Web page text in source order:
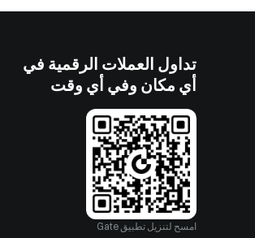
تداول العملات الرقمية في
أي مكان وفي أي وقت
امسح لتنزيل تطبيق Gate